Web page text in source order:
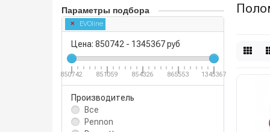
Параметры подбора
EVOline
Цена: 850742 - 1345367руб
850742 851059 854326 865553 1345367
Производитель
Все
Pennon